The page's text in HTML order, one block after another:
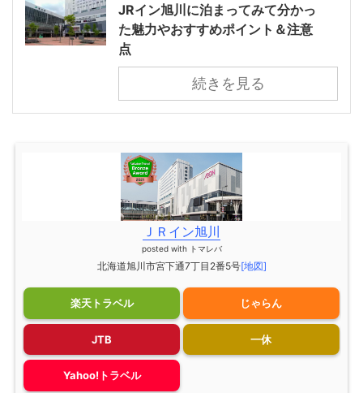
JRイン旭川に泊まってみて分かっ
た魅力やおすすめポイント＆注意
点
続きを見る
ＪＲイン旭川
posted with トマレバ
北海道旭川市宮下通7丁目2番5号[地図]
楽天トラベル じゃらん
JTB 一休
Yahoo!トラベル